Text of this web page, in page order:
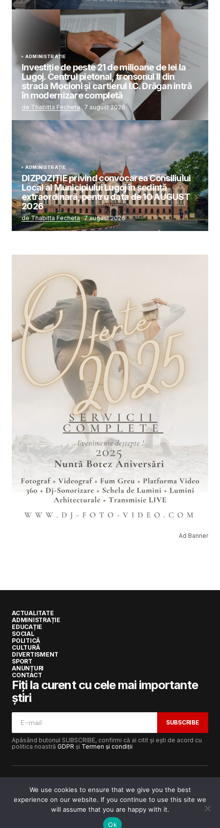
ADMINISTRAȚIE
Investiție de peste 21 de milioane de lei la
Lugoj. Centrul pietonal, tronsonul II din
strada Mocioni și cartierul I.C. Drăgan intră
în modernizare completă
de Thabitta Fecheta 7 august 2026
ADMINISTRAȚIE
DIZPOZIȚIE privind convocarea Consiliului
Local al Municipiului Lugoj în şedinţă
extraordinară, pentru data de 10 AUGUST
2026
de Thabitta Fecheta 7 august 2026
Ad Banner
ACTUALITATE
ADMINISTRAȚIE
EDUCAȚIE
SOCIAL
POLITICĂ
CULTURĂ
DIVERTISMENT
SPORT
ANUNȚURI
CONTACT
Fiți la curent cu cele mai importante
știri
SUBSCRIBE
Apăsând butonul SUBSCRIBE, confirmi că ai citit și ești de acord cu
politica noastră GDPR și Termen și condiții
Copyright © 2017-2025Lugojeanul.ro· Toate drepturile
rezervate · Dezvoltat dePower Media FX
We use cookies to ensure that we give you the best
experience on our website. If you continue to use this site we
will assume that you are happy with it.
Ok